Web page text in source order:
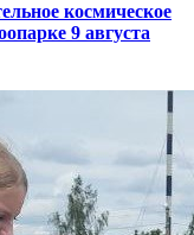
космическое
9 августа